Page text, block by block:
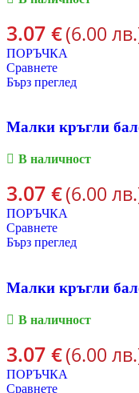
3.07 €(6.00
ПОРЪЧКА
Сравнете
Бърз преглед
Малки кръгли
В наличност
3.07 €(6.00
ПОРЪЧКА
Сравнете
Бърз преглед
Малки кръгли
В наличност
3.07 €(6.00
ПОРЪЧКА
Сравнете